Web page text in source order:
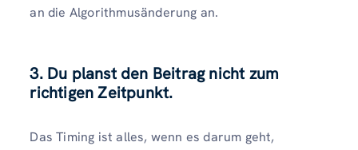
an die Algorithmusänderung an.
3. Du planst den Beitrag nicht zum
richtigen Zeitpunkt.
Das Timing ist alles, wenn es darum geht,